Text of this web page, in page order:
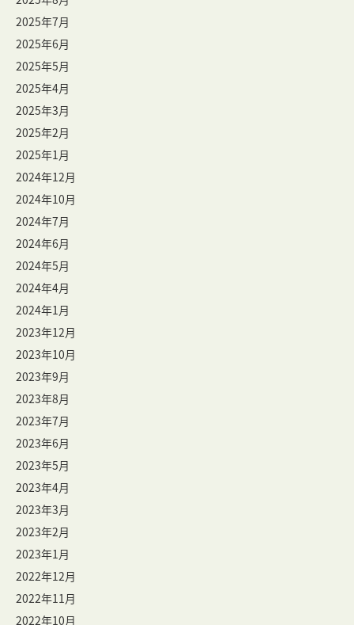
2025年7月
2025年6月
2025年5月
2025年4月
2025年3月
2025年2月
2025年1月
2024年12月
2024年10月
2024年7月
2024年6月
2024年5月
2024年4月
2024年1月
2023年12月
2023年10月
2023年9月
2023年8月
2023年7月
2023年6月
2023年5月
2023年4月
2023年3月
2023年2月
2023年1月
2022年12月
2022年11月
2022年10月